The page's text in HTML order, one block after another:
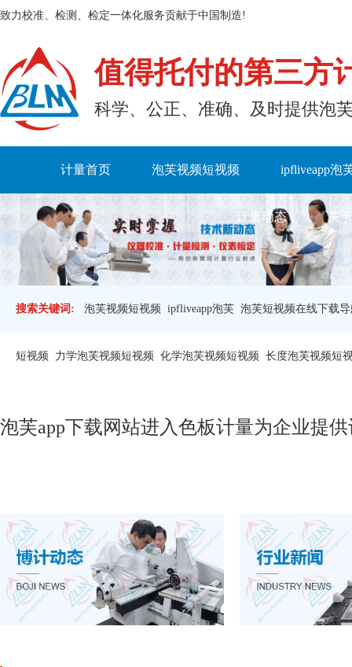
致力校准、检测、检定一体化服务贡献于中国制造!
值得托付的第三方
科学、公正、准确、及时
计量首页 泡芙视频短视频 ipfliveapp泡
计量动态 关
搜索关键词: 泡芙视频短视频 ipfliveapp泡芙 泡芙短视频在线下载
短视频 力学泡芙视频短视频 化学泡芙视频短视频 长度泡芙视频短
泡芙app下载网站进入色板计量为企业提